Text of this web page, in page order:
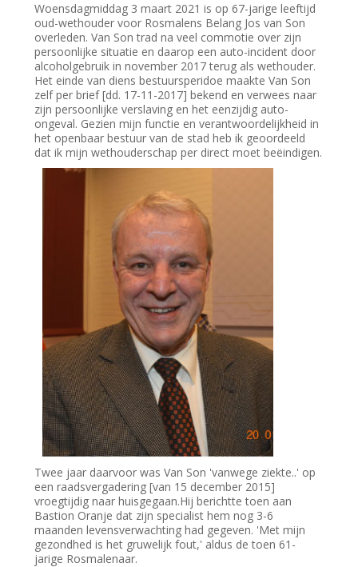
Woensdagmiddag 3 maart 2021 is op 67-jarige leeftijd
oud-wethouder voor Rosmalens Belang Jos van Son
overleden. Van Son trad na veel commotie over zijn
persoonlijke situatie en daarop een auto-incident door
alcoholgebruik in november 2017 terug als wethouder.
Het einde van diens bestuursperidoe maakte Van Son
zelf per brief [dd. 17-11-2017] bekend en verwees naar
zijn persoonlijke verslaving en het eenzijdig auto-
ongeval. Gezien mijn functie en verantwoordelijkheid in
het openbaar bestuur van de stad heb ik geoordeeld
dat ik mijn wethouderschap per direct moet beëindigen.
Twee jaar daarvoor was Van Son 'vanwege ziekte..' op
een raadsvergadering [van 15 december 2015]
vroegtijdig naar huisgegaan.Hij berichtte toen aan
Bastion Oranje dat zijn specialist hem nog 3-6
maanden levensverwachting had gegeven. 'Met mijn
gezondhed is het gruwelijk fout,' aldus de toen 61-
jarige Rosmalenaar.